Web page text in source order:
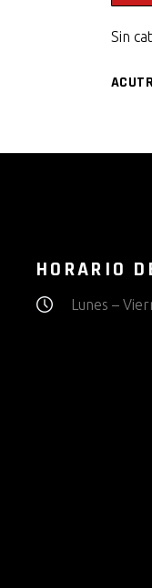
Sin
HORARIO
Lunes –